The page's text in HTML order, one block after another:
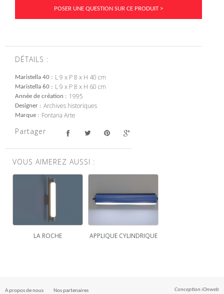
POSER UNE QUESTION SUR CE PRODUIT >
DÉTAILS :
Maristella 40 L 9 x P 8 x H 40 cm
Maristella 60 L 9 x P 8 x H 60 cm
Année de création 1995
Designer Archives historiques
Marque Fontana Arte
Partager
VOUS AIMEREZ AUSSI :
LA ROCHE APPLIQUE CYLINDRIQUE
A propos de nous Nos partenaires Conception iOnweb